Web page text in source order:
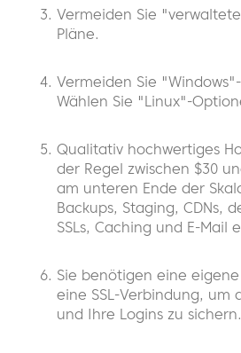
Vermeiden Sie
Pläne.
Vermeiden Sie
Wählen Sie "Linux"-
Qualitativ hochwertiges
der Regel zwischen $30
am unteren Ende der
Backups, Staging, CDNs,
SSLs, Caching und E-Mail
Sie benötigen eine eigene
eine SSL-Verbindung, um
und Ihre Logins zu sichern.